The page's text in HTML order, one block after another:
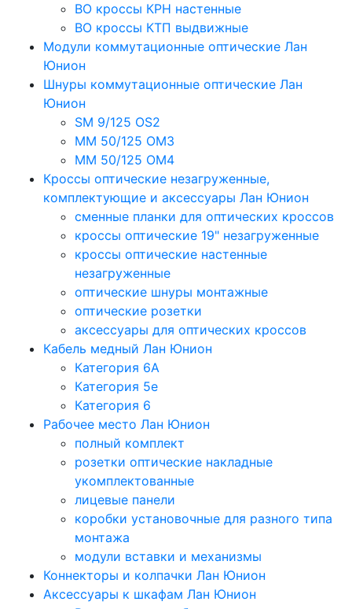
ВО кроссы КРН настенные
ВО кроссы КТП выдвижные
Модули коммутационные оптические Лан
Юнион
Шнуры коммутационные оптические Лан
Юнион
SM 9/125 OS2
MM 50/125 OM3
MM 50/125 OM4
Кроссы оптические незагруженные,
комплектующие и аксессуары Лан Юнион
сменные планки для оптических кроссов
кроссы оптические 19" незагруженные
кроссы оптические настенные
незагруженные
оптические шнуры монтажные
оптические розетки
аксессуары для оптических кроссов
Кабель медный Лан Юнион
Категория 6A
Категория 5e
Категория 6
Рабочее место Лан Юнион
полный комплект
розетки оптические накладные
укомплектованные
лицевые панели
коробки установочные для разного типа
монтажа
модули вставки и механизмы
Коннекторы и колпачки Лан Юнион
Аксессуары к шкафам Лан Юнион